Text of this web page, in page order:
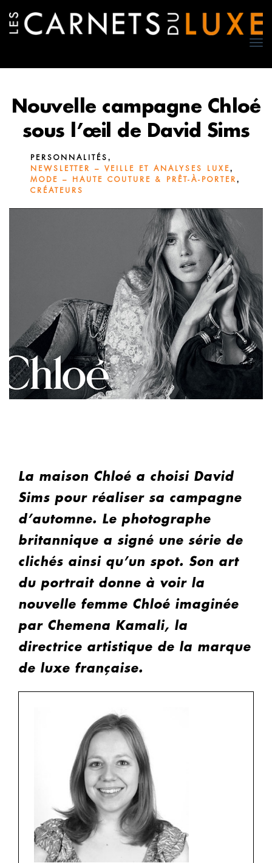
Nouvelle campagne Chloé
sous l’œil de David Sims
PERSONNALITÉS ,
NEWSLETTER – VEILLE ET ANALYSES LUXE,
MODE – HAUTE COUTURE & PRÊT-À-PORTER ,
CRÉATEURS
La maison Chloé a choisi David
Sims pour réaliser sa campagne
d’automne. Le photographe
britannique a signé une série de
clichés ainsi qu’un spot. Son art
du portrait donne à voir la
nouvelle femme Chloé imaginée
par Chemena Kamali, la
directrice artistique de la marque
de luxe française.